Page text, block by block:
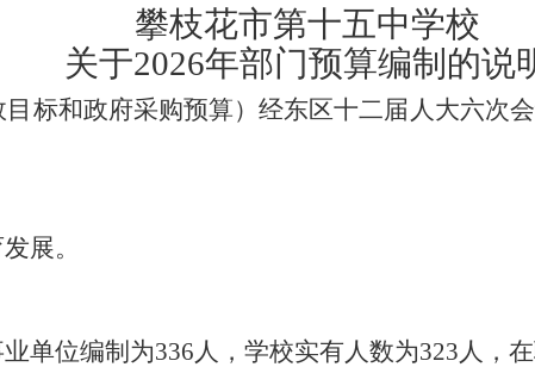
攀枝花市第十五中学校
关于2026年部门预算编制的说
标和政府采购预算）经东区十二届人大六次
展。
单位编制为336人，学校实有人数为323人，